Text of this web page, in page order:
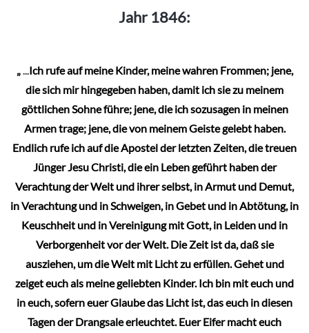
Jahr 1846:
„...Ich rufe auf meine Kinder, meine wahren Frommen; jene,
die sich mir hingegeben haben, damit ich sie zu meinem
göttlichen Sohne führe; jene, die ich sozusagen in meinen
Armen trage; jene, die von meinem Geiste gelebt haben.
Endlich rufe ich auf die Apostel der letzten Zeiten, die treuen
Jünger Jesu Christi, die ein Leben geführt haben der
Verachtung der Welt und ihrer selbst, in Armut und Demut,
in Verachtung und in Schweigen, in Gebet und in Abtötung, in
Keuschheit und in Vereinigung mit Gott, in Leiden und in
Verborgenheit vor der Welt. Die Zeit ist da, daß sie
ausziehen, um die Welt mit Licht zu erfüllen. Gehet und
zeiget euch als meine geliebten Kinder. Ich bin mit euch und
in euch, sofern euer Glaube das Licht ist, das euch in diesen
Tagen der Drangsale erleuchtet. Euer Eifer macht euch